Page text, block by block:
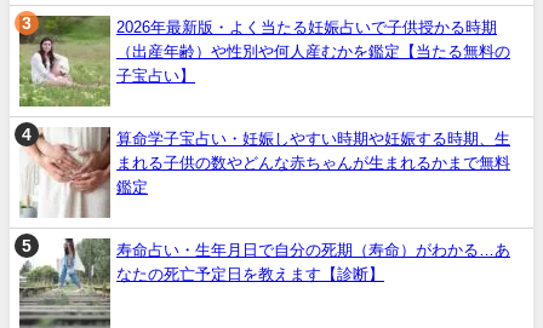
2026年最新版・よく当たる妊娠占いで子供授かる時期
（出産年齢）や性別や何人産むかを鑑定【当たる無料の
子宝占い】
算命学子宝占い・妊娠しやすい時期や妊娠する時期、生
まれる子供の数やどんな赤ちゃんが生まれるかまで無料
鑑定
寿命占い・生年月日で自分の死期（寿命）がわかる…あ
なたの死亡予定日を教えます【診断】